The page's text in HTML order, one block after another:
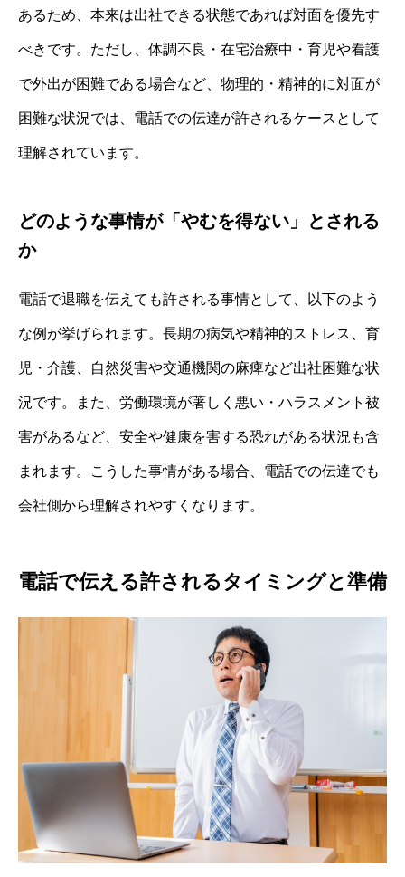
あるため、本来は出社できる状態であれば対面を優先す
べきです。ただし、体調不良・在宅治療中・育児や看護
で外出が困難である場合など、物理的・精神的に対面が
困難な状況では、電話での伝達が許されるケースとして
理解されています。
どのような事情が「やむを得ない」とされる
か
電話で退職を伝えても許される事情として、以下のよう
な例が挙げられます。長期の病気や精神的ストレス、育
児・介護、自然災害や交通機関の麻痺など出社困難な状
況です。また、労働環境が著しく悪い・ハラスメント被
害があるなど、安全や健康を害する恐れがある状況も含
まれます。こうした事情がある場合、電話での伝達でも
会社側から理解されやすくなります。
電話で伝える許されるタイミングと準備